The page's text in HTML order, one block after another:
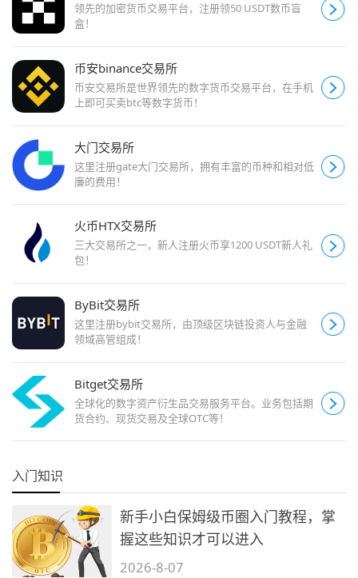
领先的加密货币交易平台，注册领50 USDT数币盲
盒！
币安binance交易所
币安交易所是世界领先的数字货币交易平台，在手机
上即可买卖btc等数字货币！
大门交易所
这里注册gate大门交易所，拥有丰富的币种和相对低
廉的费用！
火币HTX交易所
三大交易所之一，新人注册火币享1200 USDT新人礼
包！
ByBit交易所
这里注册bybit交易所，由顶级区块链投资人与金融
领域高管组成！
Bitget交易所
全球化的数字资产衍生品交易服务平台。业务包括期
货合约、现货交易及全球OTC等！
入门知识
新手小白保姆级币圈入门教程，掌
握这些知识才可以进入
2026-8-07